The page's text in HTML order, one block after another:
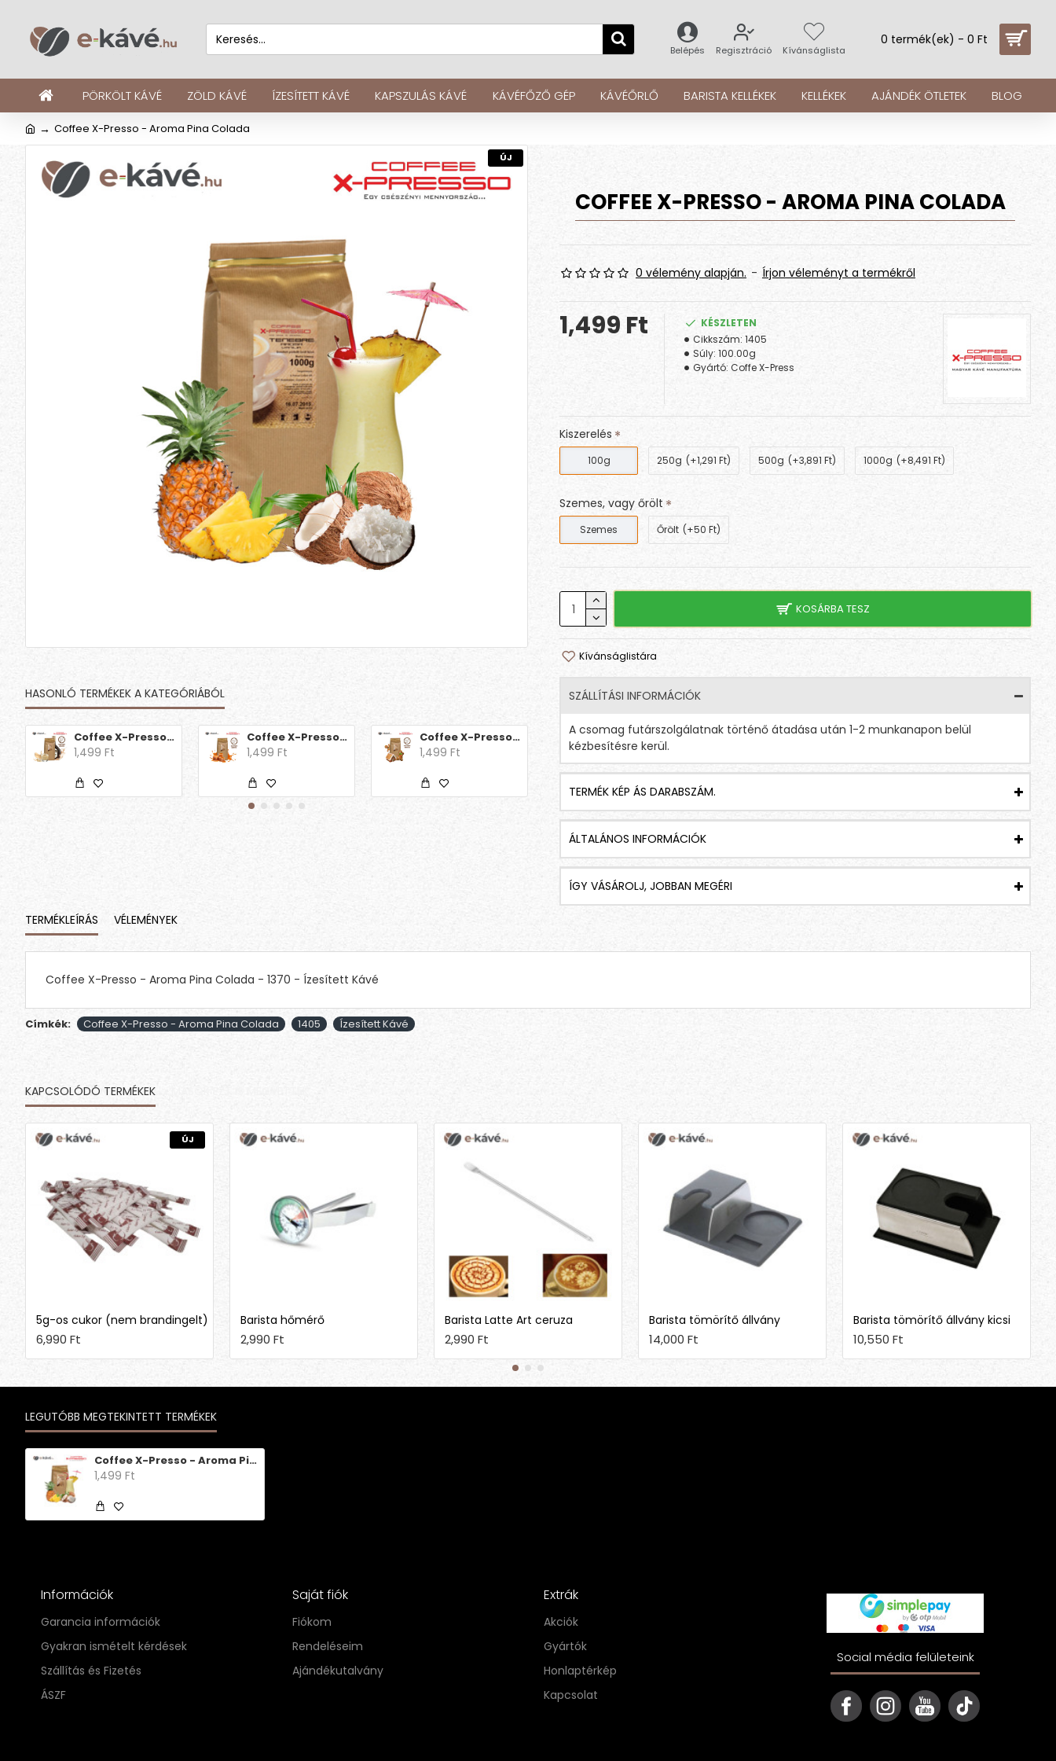
Belépés Regisztráció Kívánságlista
0 termék(ek) - 0 Ft
PÖRKÖLT KÁVÉ ZÖLD KÁVÉ ÍZESÍTETT KÁVÉ KAPSZULÁS KÁVÉ KÁVÉFŐZŐ GÉP KÁVÉŐRLŐ BARISTA KELLÉKEK KELLÉKEK AJÁNDÉK ÖTLETEK BLOG
Coffee X-Presso - Aroma Pina Colada
ÚJ
HASONLÓ TERMÉKEK A KATEGÓRIÁBÓL
Coffee X-Presso - Aroma Decaff Ír krém
1,499 Ft
Coffee X-Presso - Aroma Decaff Karamell
1,499 Ft
Coffee X-Presso - Aroma Decaff Mézeskalács
1,499 Ft
Coffee X-Presso - Aroma Decaff Mogyoró
1,499 Ft
Coffee X-Presso - Aroma Decaff Orange Christmas Edition
COFFEE X-PRESSO - AROMA PINA COLADA
0 vélemény alapján. - Írjon véleményt a termékről
1,499 Ft
KÉSZLETEN
Cikkszám: 1405
Súly: 100.00g
Gyártó: Coffe X-Press
Kiszerelés
100g 250g (+1,291 Ft) 500g (+3,891 Ft) 1000g (+8,491 Ft)
Szemes, vagy őrölt
Szemes Őrölt (+50 Ft)
KOSÁRBA TESZ
Kívánságlistára
SZÁLLÍTÁSI INFORMÁCIÓK
A csomag futárszolgálatnak történő átadása után 1-2 munkanapon belül
kézbesítésre kerül.
TERMÉK KÉP ÁS DARABSZÁM.
ÁLTALÁNOS INFORMÁCIÓK
ÍGY VÁSÁROLJ, JOBBAN MEGÉRI
TERMÉKLEÍRÁS VÉLEMÉNYEK
Coffee X-Presso - Aroma Pina Colada - 1370 - Ízesített Kávé
Címkék: Coffee X-Presso - Aroma Pina Colada 1405 Ízesített Kávé
KAPCSOLÓDÓ TERMÉKEK
ÚJ
5g-os cukor (nem brandingelt)
6,990 Ft
Barista hőmérő
2,990 Ft
Barista Latte Art ceruza
2,990 Ft
Barista tömörítő állvány
14,000 Ft
Barista tömörítő állvány kicsi
10,550 Ft
LEGUTÓBB MEGTEKINTETT TERMÉKEK
Coffee X-Presso - Aroma Pina Colada
1,499 Ft
Információk
Garancia információk
Gyakran ismételt kérdések
Szállítás és Fizetés
ÁSZF
Saját fiók
Fiókom
Rendeléseim
Ajándékutalvány
Extrák
Akciók
Gyártók
Honlaptérkép
Kapcsolat
Social média felületeink